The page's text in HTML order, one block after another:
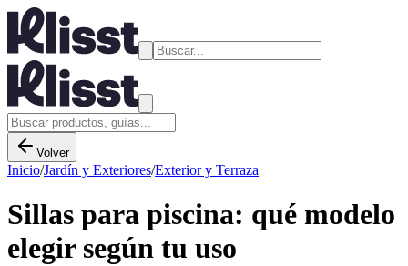
Volver
Inicio/Jardín y Exteriores/Exterior y Terraza
Sillas para piscina: qué modelo
elegir según tu uso